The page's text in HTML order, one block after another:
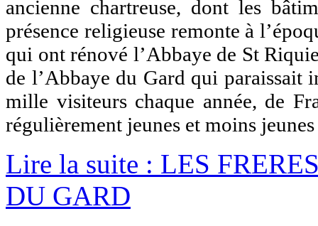
ancienne chartreuse, dont les
présence religieuse remonte à
qui ont rénové l’Abbaye de St
de l’Abbaye du Gard qui
mille visiteurs chaque année, de
régulièrement jeunes et moins
Lire la suite : LES
DU GARD